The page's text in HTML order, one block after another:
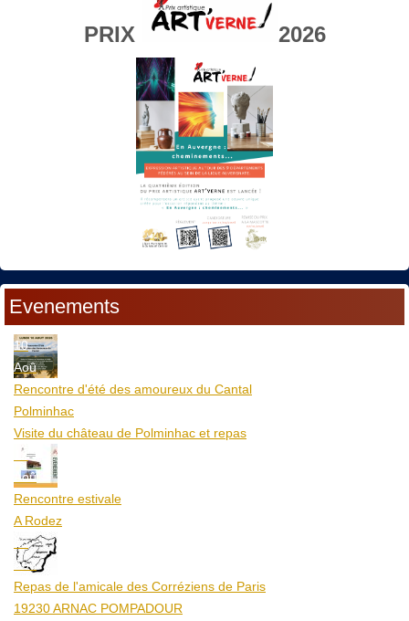
PRIX 2026
Evenements
10
Aoû
Rencontre d'été des amoureux du Cantal
Polminhac
Visite du château de Polminhac et repas
12
Aoû
Rencontre estivale
A Rodez
23
Aoû
Repas de l'amicale des Corréziens de Paris
19230 ARNAC POMPADOUR